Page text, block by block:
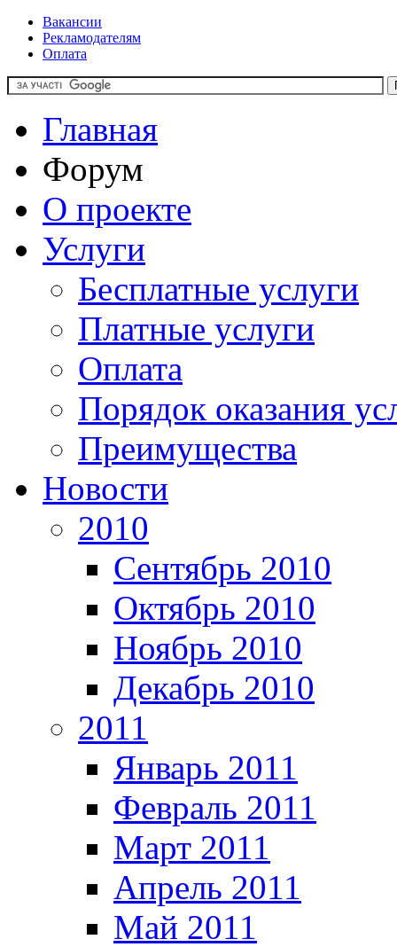
Вакансии
Рекламодателям
Оплата
Главная
Форум
О проекте
Услуги
Бесплатные услуги
Платные услуги
Оплата
Порядок оказания
Преимущества
Новости
2010
Сентябрь 2010
Октябрь 2010
Ноябрь 2010
Декабрь 2010
2011
Январь 2011
Февраль 2011
Март 2011
Апрель 2011
Май 2011